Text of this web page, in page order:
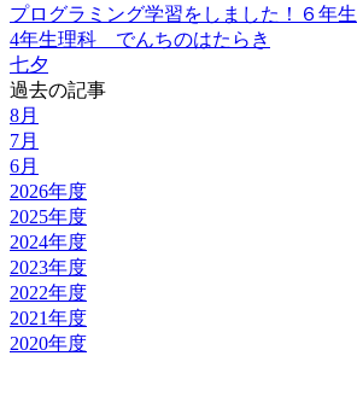
プログラミング学習をしました！６年生
4年生理科 でんちのはたらき
七夕
過去の記事
8月
7月
6月
2026年度
2025年度
2024年度
2023年度
2022年度
2021年度
2020年度